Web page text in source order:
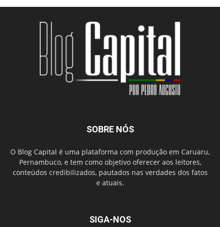
SOBRE NÓS
O Blog Capital é uma plataforma com produção em Caruaru,
Pernambuco, e tem como objetivo oferecer aos leitores,
conteúdos credibilizados, pautados nas verdades dos fatos
e atuais.
SIGA-NOS